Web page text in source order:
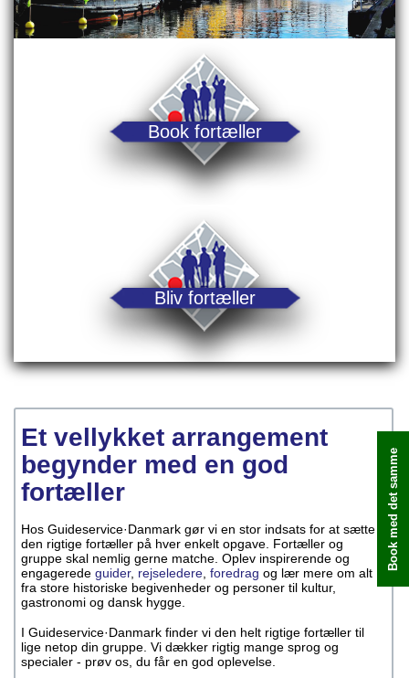
Book fortæller
Bliv fortæller
Et vellykket arrangement
begynder med en god
fortæller
Hos Guideservice·Danmark gør vi en stor indsats for at sætte
den rigtige fortæller på hver enkelt opgave. Fortæller og
gruppe skal nemlig gerne matche. Oplev inspirerende og
engagerede guider, rejseledere foredrag og lær mere om alt
fra store historiske begivenheder og personer til kultur,
gastronomi og dansk hygge.
I Guideservice·Danmark finder vi den helt rigtige fortæller til
lige netop din gruppe. Vi dækker rigtig mange sprog og
specialer - prøv os, du får en god oplevelse.
Book med det samme